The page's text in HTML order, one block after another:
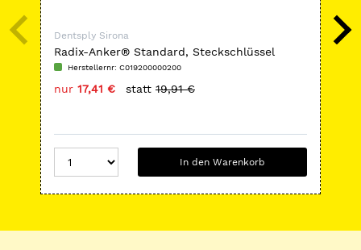
Dentsply Sirona
Radix-Anker® Standard, Steckschlüssel
Herstellernr: C019200000200
nur 17,41 € statt 19,91 €
In den Warenkorb